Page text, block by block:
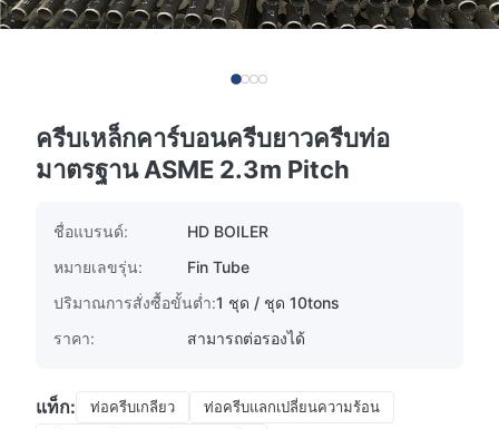
ครีบเหล็กคาร์บอนครีบยาวครีบท่อ
มาตรฐาน ASME 2.3m Pitch
ชื่อแบรนด์:
HD BOILER
หมายเลขรุ่น:
Fin Tube
ปริมาณการสั่งซื้อขั้นต่ำ:1 ชุด / ชุด 10tons
ราคา:
สามารถต่อรองได้
แท็ก: ท่อครีบเกลียว
ท่อครีบแลกเปลี่ยนความร้อน